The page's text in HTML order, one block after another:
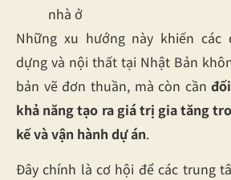
nhà ở
Những xu hướng này khiến các
dựng và nội thất tại Nhật Bản
bản vẽ đơn thuần, mà còn cần
khả năng tạo ra giá trị gia tăng
kế và vận hành dự án.
Đây chính là cơ hội để các trung